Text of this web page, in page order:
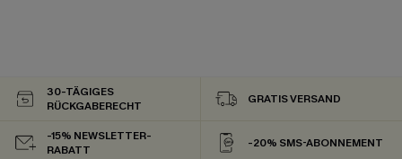
30-TÄGIGES
RÜCKGABERECHT
GRATIS VERSAND
-15% NEWSLETTER-
RABATT
-20% SMS-ABONNEMENT